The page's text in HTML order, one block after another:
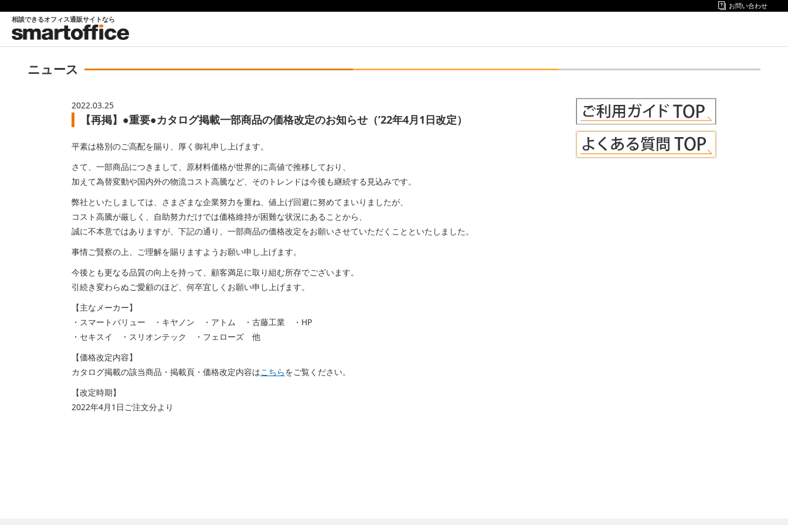
お問い合わせ
相談できるオフィス通販サイトなら
ニュース
2022.03.25
【再掲】●重要●カタログ掲載一部商品の価格改定のお知らせ（’22年4月1日改定）
平素は格別のご高配を賜り、厚く御礼申し上げます。
さて、一部商品につきまして、原材料価格が世界的に高値で推移しており、
加えて為替変動や国内外の物流コスト高騰など、そのトレンドは今後も継続する見込みです。
弊社といたしましては、さまざまな企業努力を重ね、値上げ回避に努めてまいりましたが、
コスト高騰が厳しく、自助努力だけでは価格維持が困難な状況にあることから、
誠に不本意ではありますが、下記の通り、一部商品の価格改定をお願いさせていただくことといたしました。
事情ご賢察の上、ご理解を賜りますようお願い申し上げます。
今後とも更なる品質の向上を持って、顧客満足に取り組む所存でございます。
引続き変わらぬご愛顧のほど、何卒宜しくお願い申し上げます。
【主なメーカー】
・スマートバリュー ・キヤノン ・アトム ・古藤工業 ・HP
・セキスイ ・スリオンテック ・フェローズ 他
【価格改定内容】
カタログ掲載の該当商品・掲載頁・価格改定内容はこちらをご覧ください。
【改定時期】
2022年4月1日ご注文分より